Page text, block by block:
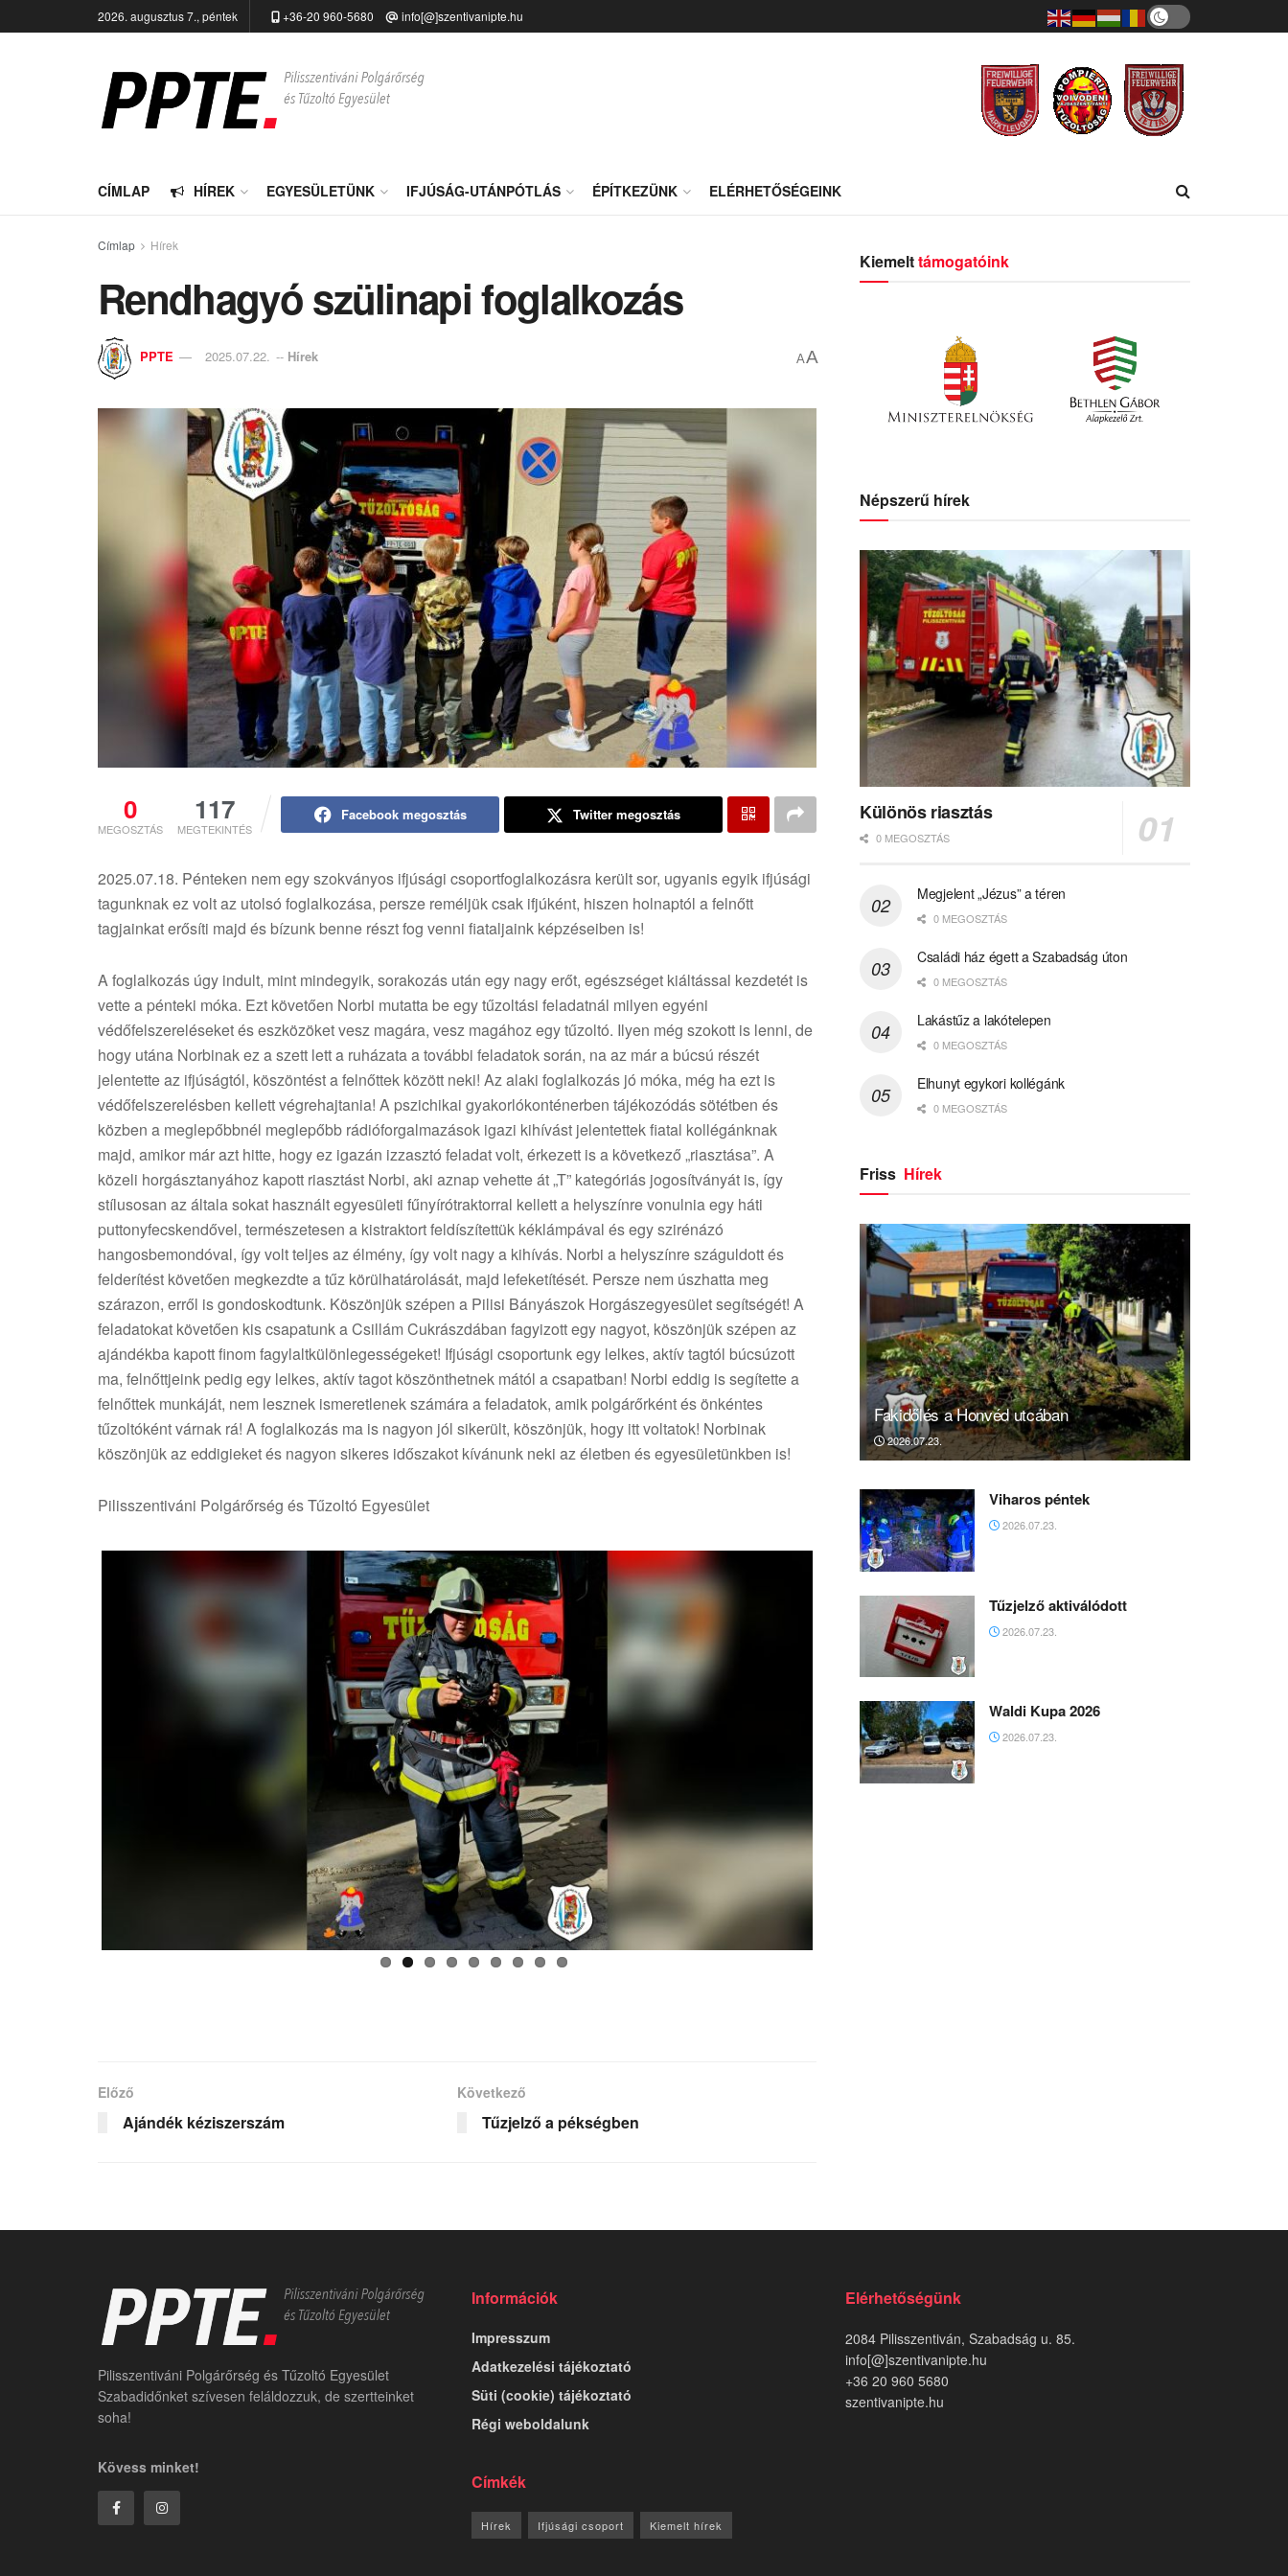
2026. augusztus 7., péntek +36-20 960-5680 info[@]szentivanipte.hu
CÍMLAP HÍREK EGYESÜLETÜNK IFJÚSÁG-UTÁNPÓTLÁS ÉPÍTKEZÜNK ELÉRHETŐSÉGEINK
Címlap Hírek
Rendhagyó szülinapi foglalkozás
PPTE 2025.07.22. -- Hírek AA
0
MEGOSZTÁS
117
MEGTEKINTÉS
Facebook megosztás Twitter megosztás
2025.07.18. Pénteken nem egy szokványos ifjúsági csoportfoglalkozásra került sor, ugyanis egyik ifjúsági
tagunknak ez volt az utolsó foglalkozása, persze reméljük csak ifjúként, hiszen holnaptól a felnőtt
tagjainkat erősíti majd és bízunk benne részt fog venni fiataljaink képzéseiben is!
A foglalkozás úgy indult, mint mindegyik, sorakozás után egy nagy erőt, egészséget kiáltással kezdetét is
vette a pénteki móka. Ezt követően Norbi mutatta be egy tűzoltási feladatnál milyen egyéni
védőfelszereléseket és eszközöket vesz magára, vesz magához egy tűzoltó. Ilyen még szokott is lenni, de
hogy utána Norbinak ez a szett lett a ruházata a további feladatok során, na az már a búcsú részét
jelentette az ifjúságtól, köszöntést a felnőttek között neki! Az alaki foglalkozás jó móka, még ha ezt is
védőfelszerelésben kellett végrehajtania! A pszichikai gyakorlókonténerben tájékozódás sötétben és
közben a meglepőbbnél meglepőbb rádióforgalmazások igazi kihívást jelentettek fiatal kollégánknak
majd, amikor már azt hitte, hogy ez igazán izzasztó feladat volt, érkezett is a következő „riasztása”. A
közeli horgásztanyához kapott riasztást Norbi, aki aznap vehette át „T” kategóriás jogosítványát is, így
stílusosan az általa sokat használt egyesületi fűnyírótraktorral kellett a helyszínre vonulnia egy háti
puttonyfecskendővel, természetesen a kistraktort feldíszítettük kéklámpával és egy szirénázó
hangosbemondóval, így volt teljes az élmény, így volt nagy a kihívás. Norbi a helyszínre száguldott és
felderítést követően megkezdte a tűz körülhatárolását, majd lefeketítését. Persze nem úszhatta meg
szárazon, erről is gondoskodtunk. Köszönjük szépen a Pilisi Bányászok Horgászegyesület segítségét! A
feladatokat követően kis csapatunk a Csillám Cukrászdában fagyizott egy nagyot, köszönjük szépen az
ajándékba kapott finom fagylaltkülönlegességeket! Ifjúsági csoportunk egy lelkes, aktív tagtól búcsúzott
ma, felnőttjeink pedig egy lelkes, aktív tagot köszönthetnek mától a csapatban! Norbi eddig is segítette a
felnőttek munkáját, nem lesznek ismeretlenek számára a feladatok, amik polgárőrként és önkéntes
tűzoltóként várnak rá! A foglalkozás ma is nagyon jól sikerült, köszönjük, hogy itt voltatok! Norbinak
köszönjük az eddigieket és nagyon sikeres időszakot kívánunk neki az életben és egyesületünkben is!
Pilisszentiváni Polgárőrség és Tűzoltó Egyesület
Előző
Ajándék kéziszerszám
Következő
Tűzjelző a pékségben
Kiemelttámogatóink
Népszerű hírek
Különös riasztás
0 MEGOSZTÁS
Megjelent „Jézus” a téren
0 MEGOSZTÁS
Családi ház égett a Szabadság úton
0 MEGOSZTÁS
Lakástűz a lakótelepen
0 MEGOSZTÁS
Elhunyt egykori kollégánk
0 MEGOSZTÁS
Friss Hírek
Fakidőlés a Honvéd utcában
2026.07.23.
Viharos péntek
2026.07.23.
Tűzjelző aktiválódott
2026.07.23.
Waldi Kupa 2026
2026.07.23.
Pilisszentiváni Polgárőrség és Tűzoltó Egyesület
Szabadidőnket szívesen feláldozzuk, de szertteinket
soha!
Kövess minket!
Információk
Impresszum
Adatkezelési tájékoztató
Süti (cookie) tájékoztató
Régi weboldalunk
Címkék
Hírek Ifjúsági csoport Kiemelt hírek
Elérhetőségünk
2084 Pilisszentiván, Szabadság u. 85.
info[@]szentivanipte.hu
+36 20 960 5680
szentivanipte.hu